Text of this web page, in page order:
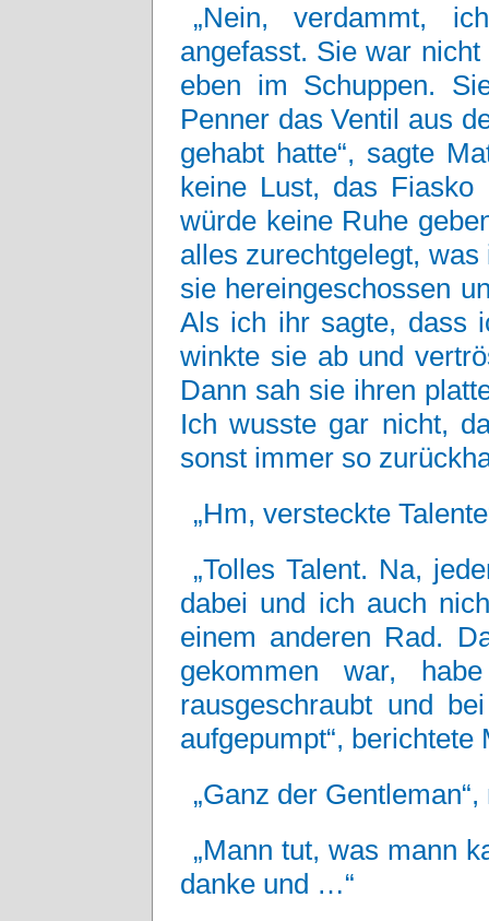
„Nein, verdammt,
angefasst. Sie war
eben im Schuppen.
Penner das Ventil aus
gehabt hatte“, sagte
keine Lust, das Fiasko
würde keine Ruhe
alles zurechtgelegt,
sie hereingeschossen
Als ich ihr sagte, dass
winkte sie ab und
Dann sah sie ihren
Ich wusste gar nicht,
sonst immer so
„Hm, versteckte
„Tolles Talent. Na,
dabei und ich auch
einem anderen Rad.
gekommen war,
rausgeschraubt und
aufgepumpt“, berichtete
„Ganz der
„Mann tut, was mann
danke und …“